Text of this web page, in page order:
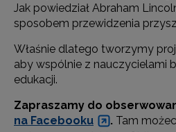
Jak powiedział Abraham
sposobem przewidzenia
Właśnie dlatego tworzymy
aby wspólnie z nauczycielami
edukacji.
Zapraszamy do
na Facebooku
. Tam